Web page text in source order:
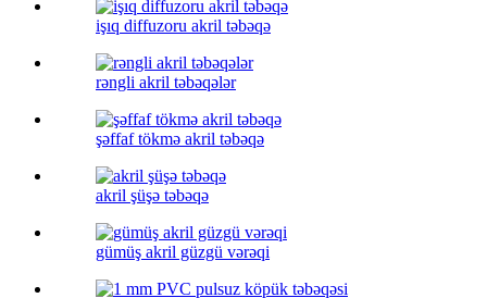
işıq diffuzoru akril təbəqə
rəngli akril təbəqələr
şəffaf tökmə akril təbəqə
akril şüşə təbəqə
gümüş akril güzgü vərəqi